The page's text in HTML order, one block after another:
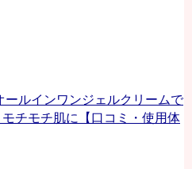
ールインワンジェルクリームで
モチモチ肌に【口コミ・使用体